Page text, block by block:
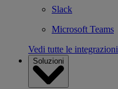
Slack
Microsoft Teams
Vedi tutte le integrazioni
Soluzioni